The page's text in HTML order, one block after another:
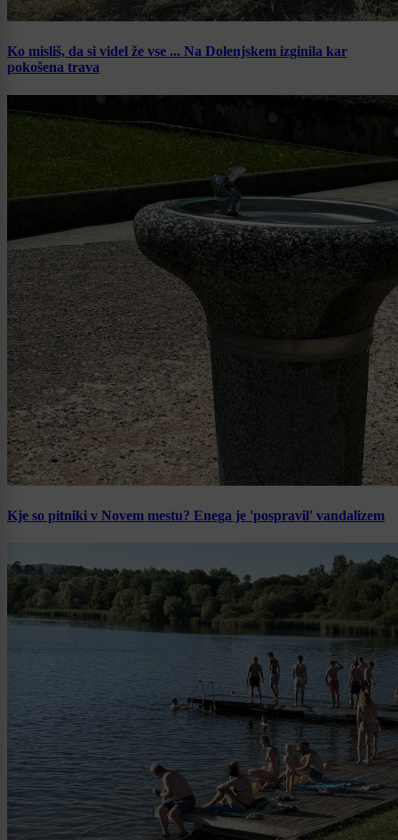
Ko misliš, da si videl že vse ... Na Dolenjskem izginila kar
pokošena trava
Kje so pitniki v Novem mestu? Enega je 'pospravil' vandalizem